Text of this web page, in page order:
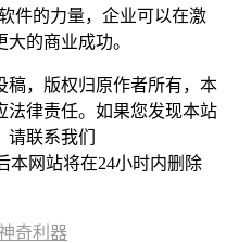
件的力量，企业可以在激
的商业成功。
稿，版权归原作者所有，本
法律责任。如果您发现本站
联系我们
本网站将在24小时内删除
奇利器